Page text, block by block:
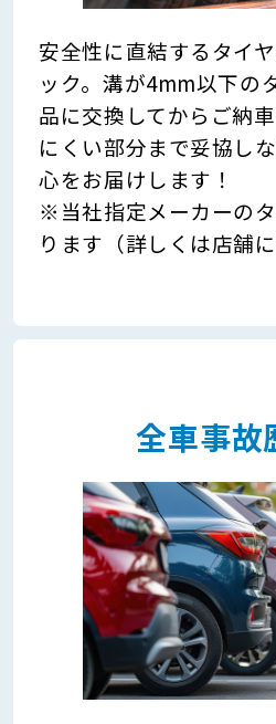
安全性に直結するタイ
ック。溝が4mm以下の
品に交換してからご納
にくい部分まで妥協し
心をお届けします！
※当社指定メーカーの
ります（詳しくは店舗
全車事故